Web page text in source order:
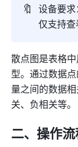
🔖 设备要
仅支持查
散点图是表格
型。通过数据
量之间的数据
关、负相关等。
二、操作